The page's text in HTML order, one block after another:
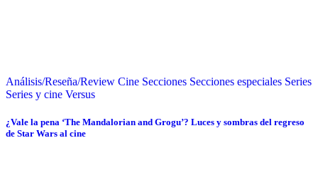
Análisis/Reseña/Review Cine Secciones Secciones especiales Series
Series y cine Versus
¿Vale la pena ‘The Mandalorian and Grogu’? Luces y sombras del regreso
de Star Wars al cine